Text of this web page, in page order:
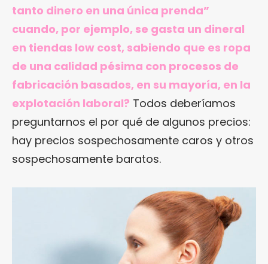
tanto dinero en una única prenda”
cuando, por ejemplo, se gasta un dineral
en tiendas low cost, sabiendo que es ropa
de una calidad pésima con procesos de
fabricación basados, en su mayoría, en la
explotación laboral? Todos deberíamos
preguntarnos el por qué de algunos precios:
hay precios sospechosamente caros y otros
sospechosamente baratos.